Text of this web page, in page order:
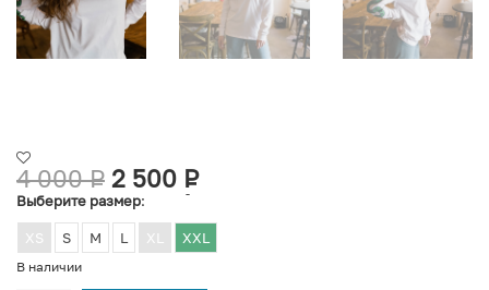
4 000Р
УБ.
2 500 Р
УБ.
Выберите размер:
XS S M L XL XXL
В наличии